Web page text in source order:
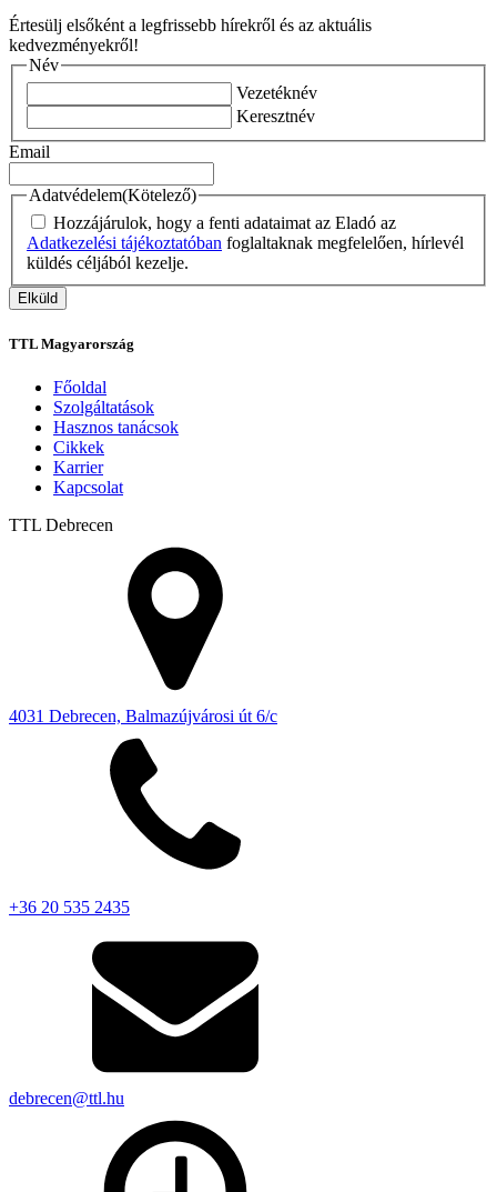
Értesülj elsőként a legfrissebb hírekről és az aktuális
kedvezményekről!
Név
Vezetéknév
Keresztnév
Email
Adatvédelem(Kötelező)
Hozzájárulok, hogy a fenti adataimat az Eladó az
Adatkezelési tájékoztatóban foglaltaknak megfelelően, hírlevél
küldés céljából kezelje.
TTL Magyarország
Főoldal
Szolgáltatások
Hasznos tanácsok
Cikkek
Karrier
Kapcsolat
TTL Debrecen
4031 Debrecen, Balmazújvárosi út 6/c
+36 20 535 2435
debrecen@ttl.hu